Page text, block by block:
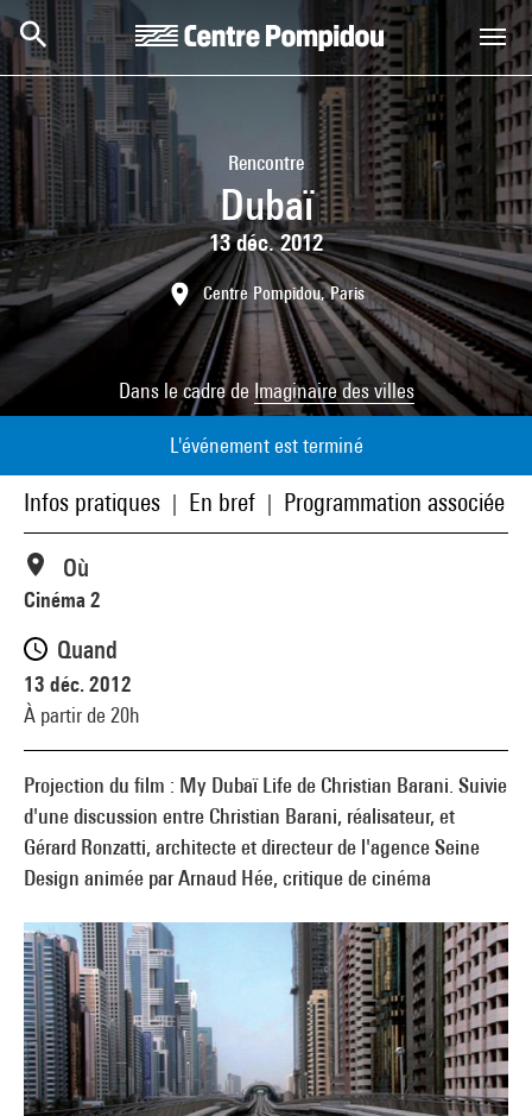
Aller au contenu principal
Centre Pompidou
Rencontre
Dubaï
13 déc. 2012
Centre Pompidou, Paris
Dans le cadre de Imaginaire des villes
L'événement est terminé
Infos pratiques En bref Programmation associée
Projection du film : My Dubaï Life de Christian Barani. Suivie
d'une discussion entre Christian Barani, réalisateur, et
Gérard Ronzatti, architecte et directeur de l'agence Seine
Design animée par Arnaud Hée, critique de cinéma
Où
Cinéma 2
Quand
13 déc. 2012
À partir de 20h